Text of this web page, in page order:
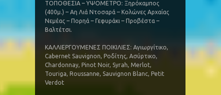
ΤΟΠΟΘΕΣΙΑ – ΥΨΟΜΕΤΡΟ: Ξηρόκαμπος
(400μ.) – Αη Λιά Ντοσαρά – Κολώνες Αρχαίας
Νεμέας – Πορηά – Γεφυράκι – Προβέστα –
Βαλτέτσι.
ΚΑΛΛΙΕΡΓΟΥΜΕΝΕΣ ΠΟΙΚΙΛΙΕΣ: Αγιωργίτικο,
Cabernet Sauvignon, Ροδίτης, Ασύρτικο,
Chardonnay, Pinot Noir, Syrah, Merlot,
Touriga, Roussanne, Sauvignon Blanc, Petit
Verdot